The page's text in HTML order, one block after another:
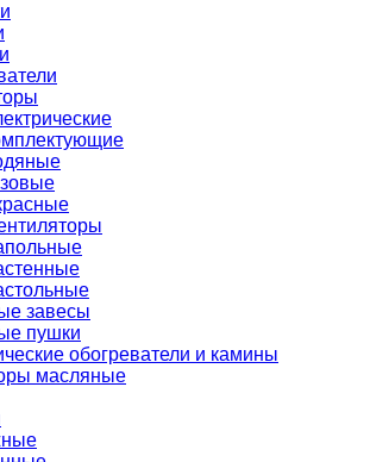
завесы
пушки
обогреватели и камины
масляные